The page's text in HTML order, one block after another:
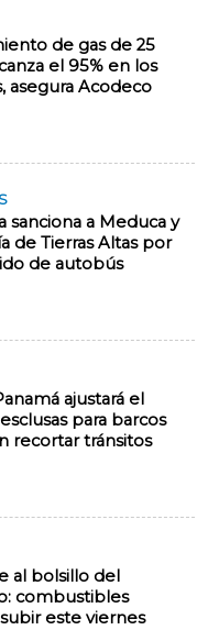
de gas de 25
el 95% en los
asegura Acodeco
sanciona a Meduca y
de Tierras Altas por
de autobús
ajustará el
para barcos
recortar tránsitos
al bolsillo del
combustibles
este viernes